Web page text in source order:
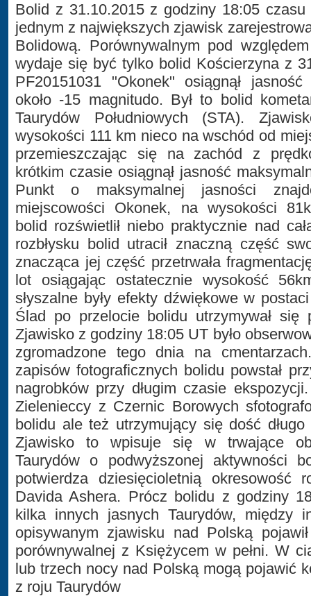
Bolid z 31.10.2015 z godziny 18:05 czasu
jednym z największych zjawisk
Bolidową. Porównywalnym pod
wydaje się być tylko bolid Kościerzyna z
PF20151031 "Okonek" osiągnął
około -15 magnitudo. Był to bolid
Taurydów Południowych (STA).
wysokości 111 km nieco na wschód od
przemieszczając się na zachód z
krótkim czasie osiągnął jasność
Punkt o maksymalnej jasności
miejscowości Okonek, na wysokości
bolid rozświetlił niebo praktycznie nad
rozbłysku bolid utracił znaczną część
znacząca jej część przetrwała
lot osiągając ostatecznie wysokość
słyszalne były efekty dźwiękowe w
Ślad po przelocie bolidu utrzymywał się
Zjawisko z godziny 18:05 UT było
zgromadzone tego dnia na
zapisów fotograficznych bolidu powstał
nagrobków przy długim czasie
Zielenieccy z Czernic Borowych
bolidu ale też utrzymujący się dość
Zjawisko to wpisuje się w trwające
Taurydów o podwyższonej aktywności
potwierdza dziesięcioletnią okresowość
Davida Ashera. Prócz bolidu z godziny
kilka innych jasnych Taurydów, między
opisywanym zjawisku nad Polską
porównywalnej z Księżycem w pełni. W
lub trzech nocy nad Polską mogą pojawić
z roju Taurydów